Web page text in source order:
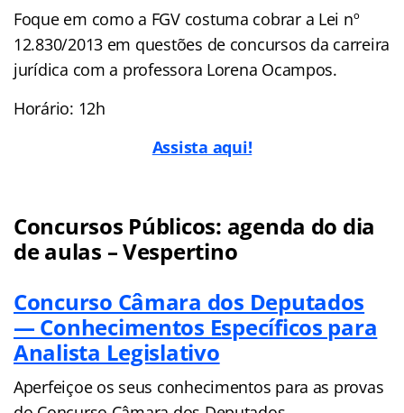
Foque em como a FGV costuma cobrar a Lei nº
12.830/2013 em questões de concursos da carreira
jurídica com a professora Lorena Ocampos.
Horário: 12h
Assista aqui!
Concursos Públicos: agenda do dia
de aulas – Vespertino
Concurso Câmara dos Deputados
— Conhecimentos Específicos para
Analista Legislativo
Aperfeiçoe os seus conhecimentos para as provas